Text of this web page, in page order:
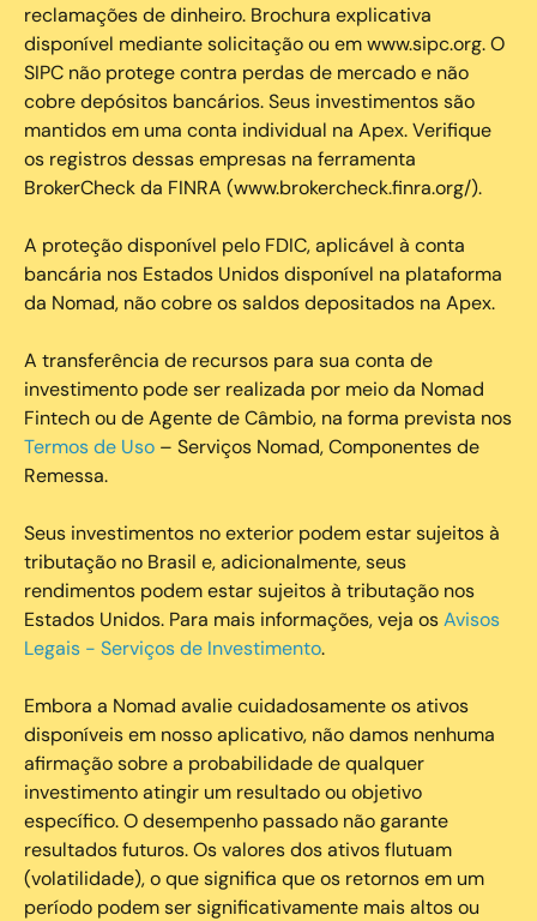
reclamações de dinheiro. Brochura explicativa
disponível mediante solicitação ou em www.sipc.org. O
SIPC não protege contra perdas de mercado e não
cobre depósitos bancários. Seus investimentos são
mantidos em uma conta individual na Apex. Verifique
os registros dessas empresas na ferramenta
BrokerCheck da FINRA (www.brokercheck.finra.org/).
A proteção disponível pelo FDIC, aplicável à conta
bancária nos Estados Unidos disponível na plataforma
da Nomad, não cobre os saldos depositados na Apex.
A transferência de recursos para sua conta de
investimento pode ser realizada por meio da Nomad
Fintech ou de Agente de Câmbio, na forma prevista nos
Termos de Uso – Serviços Nomad, Componentes de
Remessa.
Seus investimentos no exterior podem estar sujeitos à
tributação no Brasil e, adicionalmente, seus
rendimentos podem estar sujeitos à tributação nos
Estados Unidos. Para mais informações, veja osAvisos
Legais - Serviços de Investimento.
Embora a Nomad avalie cuidadosamente os ativos
disponíveis em nosso aplicativo, não damos nenhuma
afirmação sobre a probabilidade de qualquer
investimento atingir um resultado ou objetivo
específico. O desempenho passado não garante
resultados futuros. Os valores dos ativos flutuam
(volatilidade), o que significa que os retornos em um
período podem ser significativamente mais altos ou